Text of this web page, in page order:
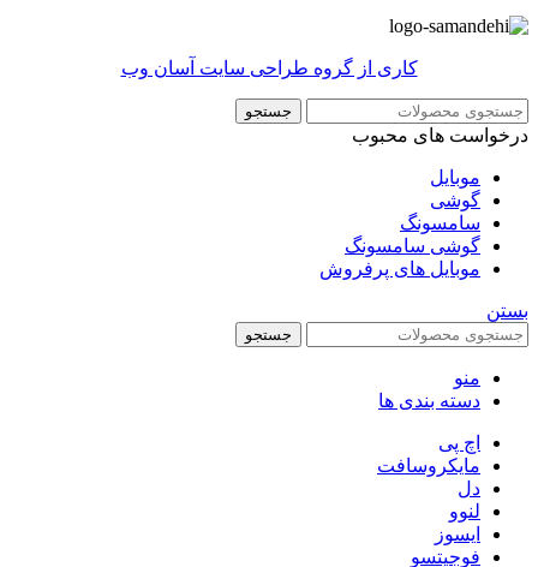
کاری از گروه طراحی سایت آسان وب
جستجو
درخواست های محبوب
موبایل
گوشی
سامسونگ
گوشی سامسونگ
موبایل های پرفروش
بستن
جستجو
منو
دسته بندی ها
اچ پی
مایکروسافت
دل
لنوو
ایسوز
فوجیتسو